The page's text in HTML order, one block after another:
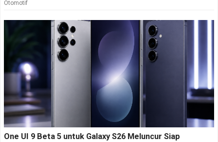
Otomotif
One UI 9 Beta 5 untuk Galaxy S26 Meluncur Siap